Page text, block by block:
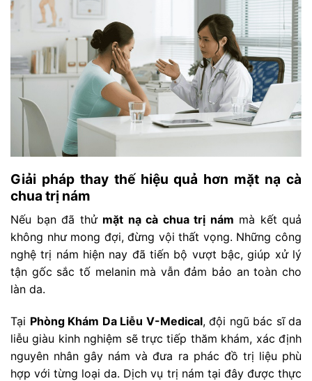
Giải pháp thay thế hiệu quả hơn mặt nạ cà
chua trị nám
Nếu bạn đã thử mặt nạ cà chua trị nám mà kết quả
không như mong đợi, đừng vội thất vọng. Những công
nghệ trị nám hiện nay đã tiến bộ vượt bậc, giúp xử lý
tận gốc sắc tố melanin mà vẫn đảm bảo an toàn cho
làn da.
Tại Phòng Khám Da Liễu V-Medical, đội ngũ bác sĩ da
liễu giàu kinh nghiệm sẽ trực tiếp thăm khám, xác định
nguyên nhân gây nám và đưa ra phác đồ trị liệu phù
hợp với từng loại da. Dịch vụ trị nám tại đây được thực